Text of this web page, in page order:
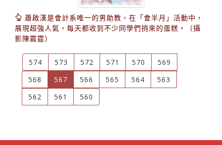
蕭啟漢是會計系唯一的男助教，在「會半月」活動中，
展現超強人氣，每天都收到不少同學們捎來的蛋糕。（攝
影陳震霆）
574 573 572 571 570
569
568
567 (current)
566 565 564
563
562
561 560